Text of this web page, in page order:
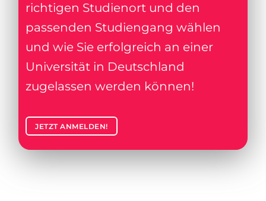
richtigen Studienort und den
passenden Studiengang wählen
und wie Sie erfolgreich an einer
Universität in Deutschland
zugelassen werden können!
JETZT ANMELDEN!